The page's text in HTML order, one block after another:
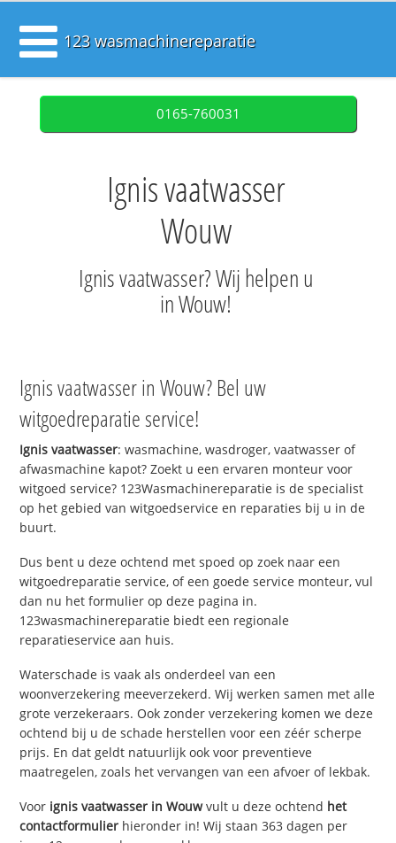
123 wasmachinereparatie
0165-760031
Ignis vaatwasser
Wouw
Ignis vaatwasser? Wij helpen u
in Wouw!
Ignis vaatwasser in Wouw? Bel uw
witgoedreparatie service!
Ignis vaatwasser: wasmachine, wasdroger, vaatwasser of
afwasmachine kapot? Zoekt u een ervaren monteur voor
witgoed service? 123Wasmachinereparatie is de specialist
op het gebied van witgoedservice en reparaties bij u in de
buurt.
Dus bent u deze ochtend met spoed op zoek naar een
witgoedreparatie service, of een goede service monteur, vul
dan nu het formulier op deze pagina in.
123wasmachinereparatie biedt een regionale
reparatieservice aan huis.
Waterschade is vaak als onderdeel van een
woonverzekering meeverzekerd. Wij werken samen met alle
grote verzekeraars. Ook zonder verzekering komen we deze
ochtend bij u de schade herstellen voor een zéér scherpe
prijs. En dat geldt natuurlijk ook voor preventieve
maatregelen, zoals het vervangen van een afvoer of lekbak.
Voor ignis vaatwasser in Wouwvult u deze ochtend het
contactformulier hieronder in! Wij staan 363 dagen per